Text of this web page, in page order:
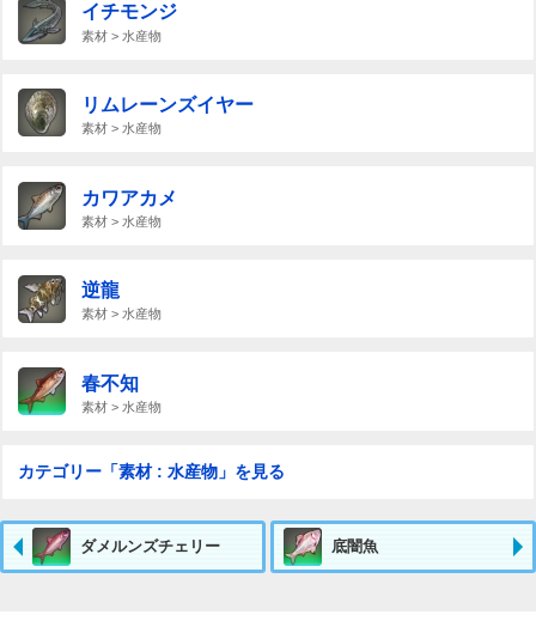
イチモンジ
素材 > 水産物
リムレーンズイヤー
素材 > 水産物
カワアカメ
素材 > 水産物
逆龍
素材 > 水産物
春不知
素材 > 水産物
カテゴリー「素材 : 水産物」を見る
ダメルンズチェリー 底闇魚